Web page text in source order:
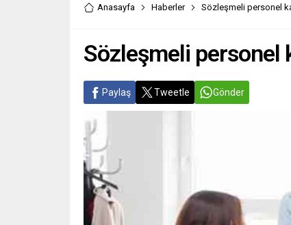
Anasayfa Haberler Sözleşmeli personel
Sözleşmeli personel
Paylaş Tweetle Gönder